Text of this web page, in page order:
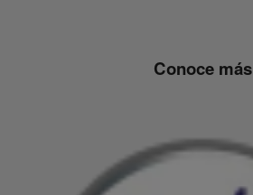
Conoce más